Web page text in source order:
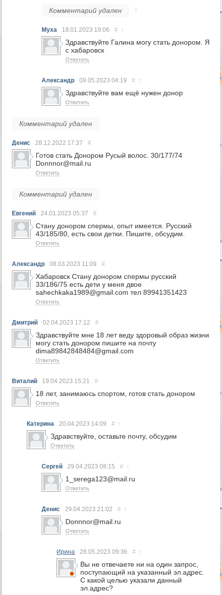
Комментарий удален ↑
Муха 18.01.2023 19:06 # ↑
Здравствуйте Галина могу стать донором. Я
с хабаровск
Ответить
Александр 09.05.2023 04:19 # ↑
Здравствуйте вам ещё нужен донор
Ответить
Комментарий удален
Денис 28.12.2022 17:37 #
Готов стать Донором Русый волос. 30/177/74
Donnnor@mail.ru
Ответить
Комментарий удален
Евгений 24.01.2023 05:37 #
Стану донором спермы, опыт имеется. Русский
43/185/80, есть свои детки. Пишите, обсудим.
Ответить
Александр 08.03.2023 11:09 #
Хабаровск Стану донором спермы русский
33/186/75 есть дети у меня двое
sahechkaka1989@gmail.com тел 89941351423
Ответить
Дмитрий 02.04.2023 17:12 #
Здравствуйте мне 18 лет веду здоровый образ жизни
могу стать донором пишите на почту
dima89842848484@gmail.com
Ответить
Виталий 19.04.2023 15:21 #
18 лет, занимаюсь спортом, готов стать донором
Ответить
Катерина 20.04.2023 14:09 # ↑
Здравствуйте, оставьте почту, обсудим
Ответить
Сергей 29.04.2023 08:15 # ↑
1_serega123@mail.ru
Ответить
Денис 29.04.2023 21:02 # ↑
Donnnor@mail.ru
Ответить
Ирина 28.05.2023 09:36 # ↑
Вы не отвечаете ни на один запрос,
поступающий на указанный эл.адрес.
С какой целью указали данный
эл.адрес?